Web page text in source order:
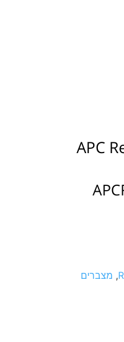
APC
, מצברים